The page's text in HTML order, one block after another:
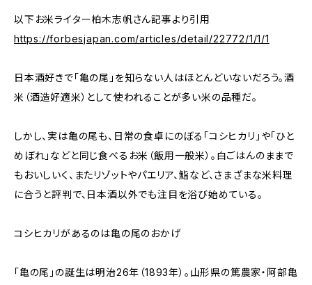
以下お米ライター柏木志帆さん記事より引用
https://forbesjapan.com/articles/detail/22772/1/1/1
日本酒好きで「亀の尾」を知らない人はほとんどいないだろう。酒
米（酒造好適米）として使われることが多い米の品種だ。
しかし、実は亀の尾も、日常の食卓にのぼる「コシヒカリ」や「ひと
めぼれ」などと同じ食べるお米（飯用一般米）。白ごはんのままで
もおいしいく、またリゾットやパエリア、鮨など、さまざまな米料理
に合うと評判で、日本酒以外でも注目を浴び始めている。
コシヒカリがあるのは亀の尾のおかげ
「亀の尾」の誕生は明治26年（1893年）。山形県の篤農家・阿部亀